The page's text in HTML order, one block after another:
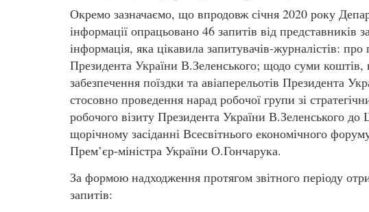
Окремо зазначаємо, що впродовж січня 2020 року
інформації опрацьовано 46 запитів від представників
інформація, яка цікавила запитувачів-журналістів:
Президента України В.Зеленського; щодо суми
забезпечення поїздки та авіаперельотів Президента
стосовно проведення нарад робочої групи зі
робочого візиту Президента України В.Зеленського до
щорічному засіданні Всесвітнього економічного
Прем’єр-міністра України О.Гончарука.
За формою надходження протягом звітного періоду
запитів: